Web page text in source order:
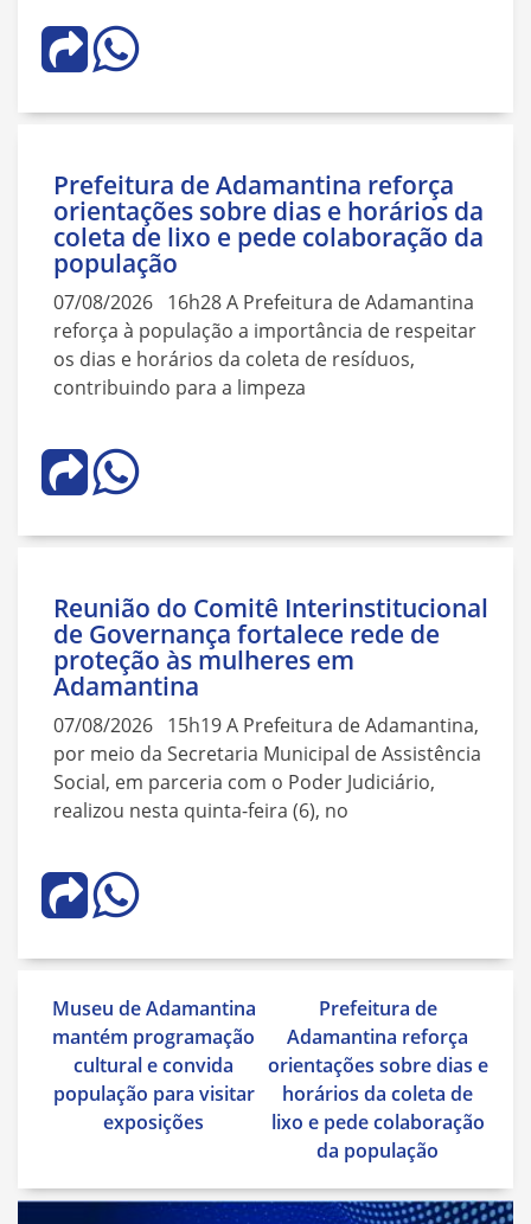
Prefeitura de Adamantina reforça
orientações sobre dias e horários da
coleta de lixo e pede colaboração da
população
07/08/2026 16h28 A Prefeitura de Adamantina
reforça à população a importância de respeitar
os dias e horários da coleta de resíduos,
contribuindo para a limpeza
Reunião do Comitê Interinstitucional
de Governança fortalece rede de
proteção às mulheres em
Adamantina
07/08/2026 15h19 A Prefeitura de Adamantina,
por meio da Secretaria Municipal de Assistência
Social, em parceria com o Poder Judiciário,
realizou nesta quinta-feira (6), no
Navegação
de
Post
Museu de Adamantina
mantém programação
cultural e convida
população para visitar
exposições
Prefeitura de
Adamantina reforça
orientações sobre dias e
horários da coleta de
lixo e pede colaboração
da população